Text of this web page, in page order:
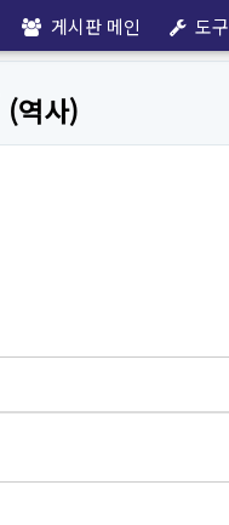
게시판 메인 도구
(역사)